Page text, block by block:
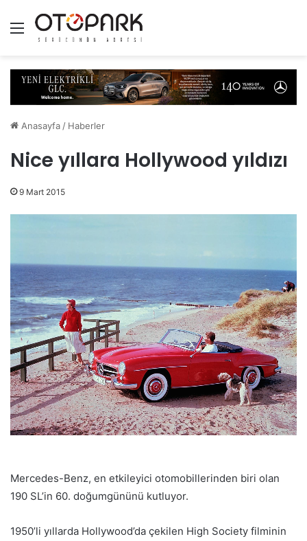
Menü
Anasayfa / Haberler
Nice yıllara Hollywood yıldızı
9 Mart 2015
Mercedes-Benz, en etkileyici otomobillerinden biri olan
190 SL’in 60. doğumgününü kutluyor.
1950’li yıllarda Hollywood’da çekilen High Society filminin